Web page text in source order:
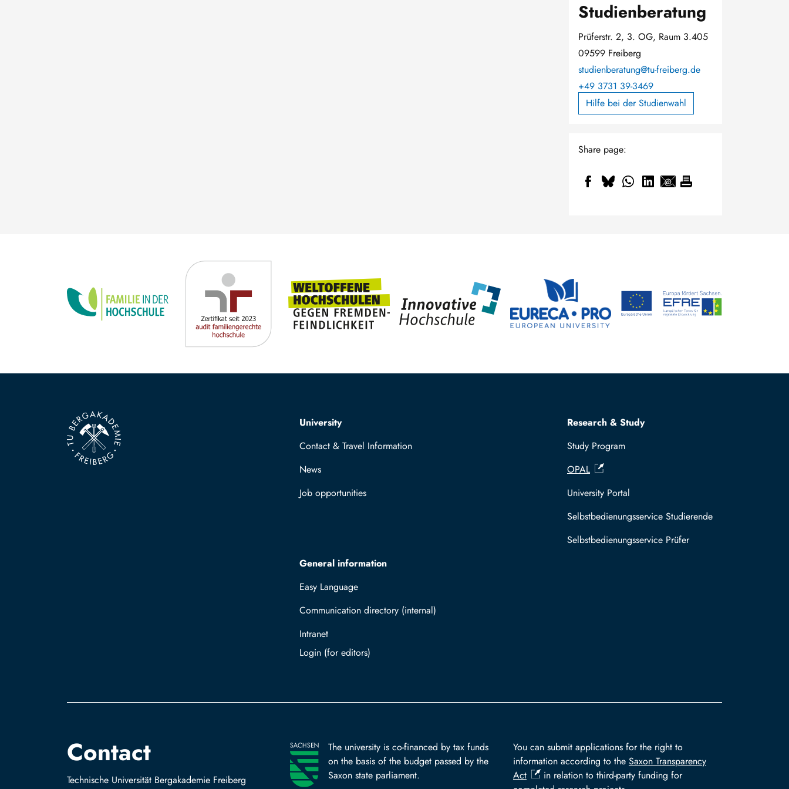
Studienberatung
Prüferstr. 2, 3. OG, Raum 3.405
09599 Freiberg
studienberatung@tu-freiberg.de
+49 3731 39-3469
Hilfe bei der Studienwahl
Share page:
Top navigation
University
Contact & Travel Information
News
Job opportunities
Research & Study
Study Program
OPAL
University Portal
Selbstbedienungsservice Studierende
Selbstbedienungsservice Prüfer
General information
Easy Language
Communication directory (internal)
Intranet
Log in with TUBAF Login
Contact
Technische Universität Bergakademie Freiberg
The university is co-financed by tax funds
on the basis of the budget passed by the
Saxon state parliament.
You can submit applications for the right to
information according to the Saxon Transparency
Act
in relation to third-party funding for